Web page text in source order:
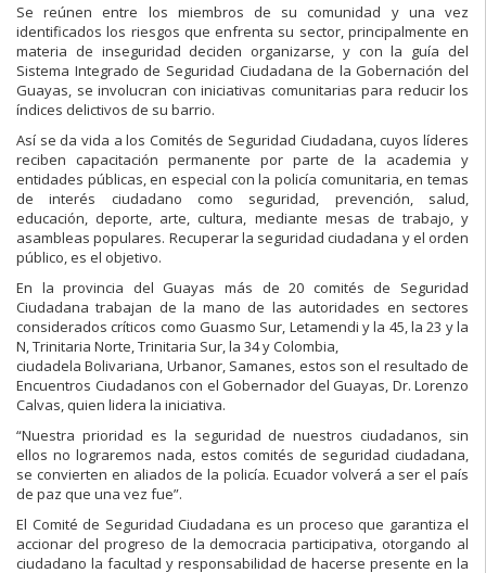
Se reúnen entre los miembros de su comunidad y una vez
identificados los riesgos que enfrenta su sector, principalmente en
materia de inseguridad deciden organizarse, y con la guía del
Sistema Integrado de Seguridad Ciudadana de laGobernación del
Guayas, se involucran con iniciativas comunitarias para reducir los
índices delictivos de su barrio.
Así se da vida a los Comités de Seguridad Ciudadana, cuyos líderes
reciben capacitación permanente por parte de la academia y
entidades públicas, enespecial con la policía comunitaria, en temas
de interés
ciudadano como seguridad, prevención,
salud,
educación, deporte, arte, cultura, mediante mesas de trabajo, y
asambleas populares. Recuperar la seguridad ciudadana y el orden
público,es el objetivo.
En la provincia del Guayas más de 20 comités de Seguridad
Ciudadana trabajan de la mano de las autoridades en sectores
considerados críticos como Guasmo Sur, Letamendi yla 45, la 23 y la
N, Trinitaria Norte, Trinitaria Sur, la 34 y Colombia,
ciudadela Bolivariana, Urbanor, Samanes, estos son el resultado de
Encuentros Ciudadanos con el Gobernador del Guayas, Dr. Lorenzo
Calvas,quien lidera la iniciativa.
“Nuestra prioridad es la seguridad de nuestros ciudadanos, sin
ellos no lograremos nada, estos comités de seguridad ciudadana,
se convierten en aliados de lapolicía. Ecuador volverá a ser el país
de paz que una vez fue”.
El Comité de Seguridad Ciudadana es un proceso que garantiza el
accionar del progreso de la democracia participativa, otorgando al
ciudadano la facultad y responsabilidad de hacerse presente en la